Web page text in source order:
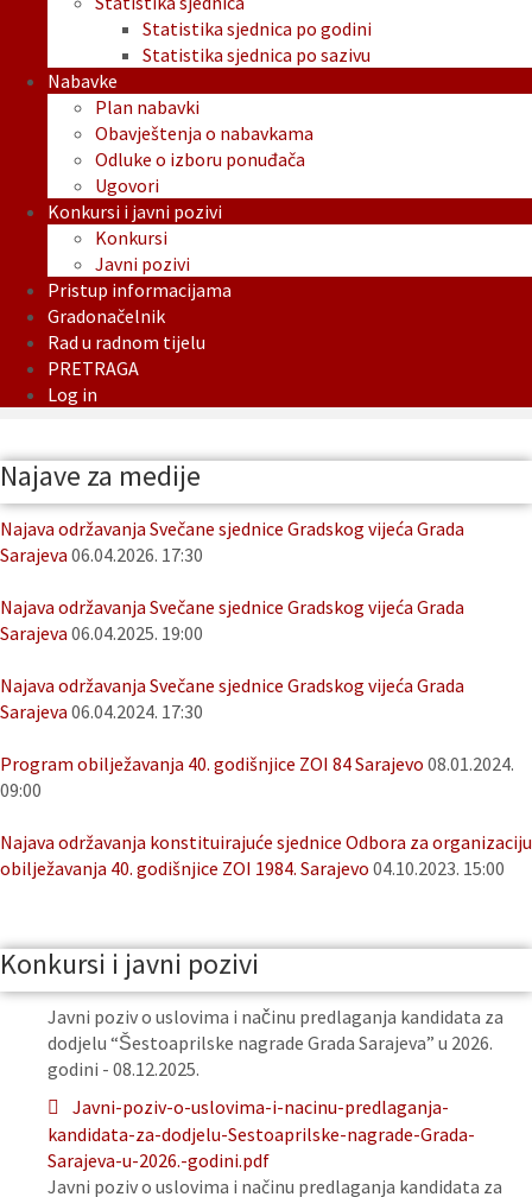
Statistika sjednica po godini
Statistika sjednica po sazivu
Nabavke
Plan nabavki
Obavještenja o nabavkama
Odluke o izboru ponuđača
Ugovori
Konkursi i javni pozivi
Konkursi
Javni pozivi
Pristup informacijama
Gradonačelnik
Rad u radnom tijelu
PRETRAGA
Log in
Najave za medije
Najava održavanja Svečane sjednice Gradskog vijeća Grada
Sarajeva 06.04.2026. 17:30
Najava održavanja Svečane sjednice Gradskog vijeća Grada
Sarajeva 06.04.2025. 19:00
Najava održavanja Svečane sjednice Gradskog vijeća Grada
Sarajeva 06.04.2024. 17:30
Program obilježavanja 40. godišnjice ZOI 84 Sarajevo 08.01.2024.
09:00
Najava održavanja konstituirajuće sjednice Odbora za organizaciju
obilježavanja 40. godišnjice ZOI 1984. Sarajevo 04.10.2023. 15:00
Konkursi i javni pozivi
Javni poziv o uslovima i načinu predlaganja kandidata za
dodjelu “Šestoaprilske nagrade Grada Sarajeva” u 2026.
godini - 08.12.2025.
Javni-poziv-o-uslovima-i-nacinu-predlaganja-
kandidata-za-dodjelu-Sestoaprilske-nagrade-Grada-
Sarajeva-u-2026.-godini.pdf
Javni poziv o uslovima i načinu predlaganja kandidata za